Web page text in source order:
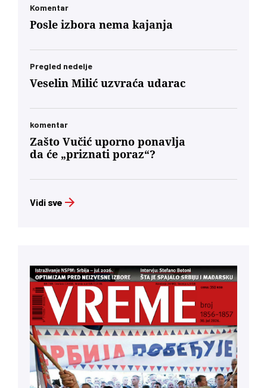
Komentar
Posle izbora nema kajanja
Pregled nedelje
Veselin Milić uzvraća udarac
komentar
Zašto Vučić uporno ponavlja
da će „priznati poraz“?
Vidi sve